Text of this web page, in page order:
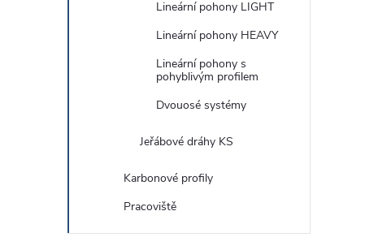
Lineární pohony LIGHT
Lineární pohony HEAVY
Lineární pohony s
pohyblivým profilem
Dvouosé systémy
Jeřábové dráhy KS
Karbonové profily
Pracoviště